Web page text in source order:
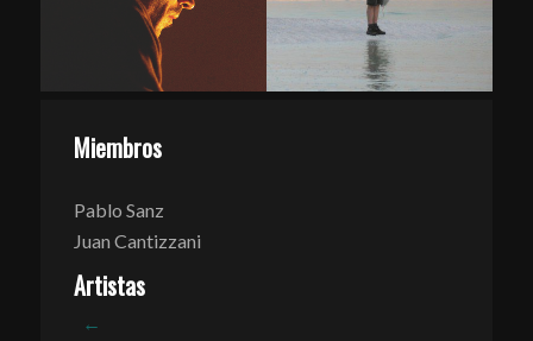
Miembros
Pablo Sanz
Juan Cantizzani
Artistas
←